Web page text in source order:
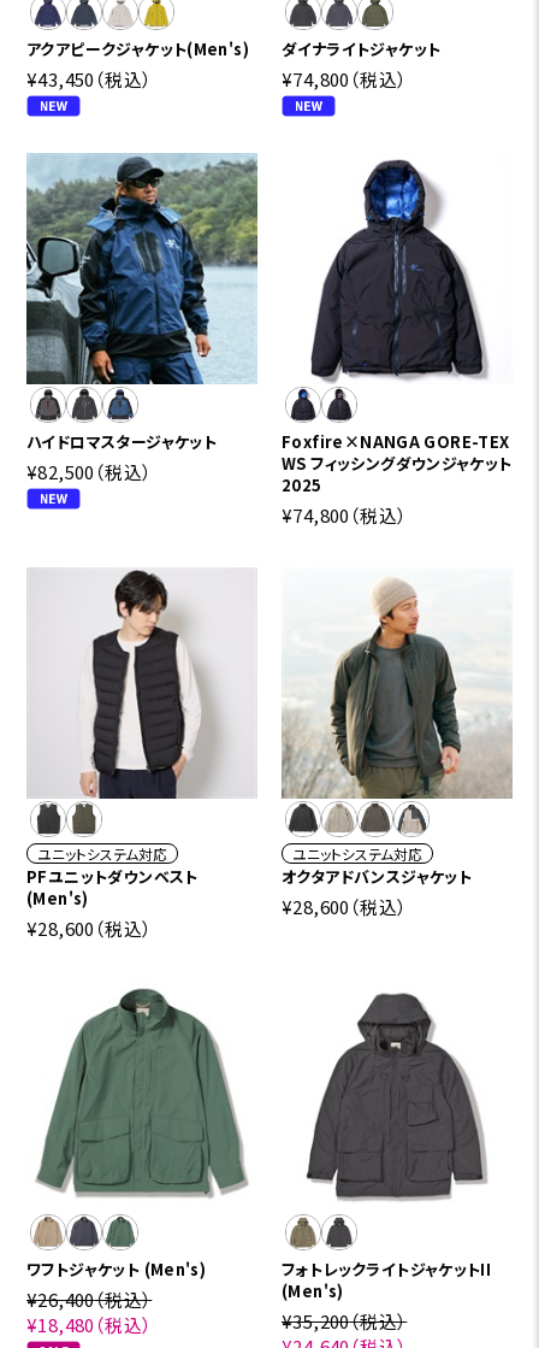
アクアピークジャケット(Men's)
¥43,450 （税込）
ダイナライトジャケット
¥74,800 （税込）
ハイドロマスタージャケット
¥82,500 （税込）
Foxfire×NANGA GORE-TEX
WS フィッシングダウンジャケット
2025
¥74,800 （税込）
ユニットシステム対応
PFユニットダウンベスト
(Men's)
¥28,600 （税込）
ユニットシステム対応
オクタアドバンスジャケット
¥28,600 （税込）
ワフトジャケット (Men's)
¥26,400（税込）
¥18,480 （税込）
フォトレックライトジャケットII
(Men's)
¥35,200（税込）